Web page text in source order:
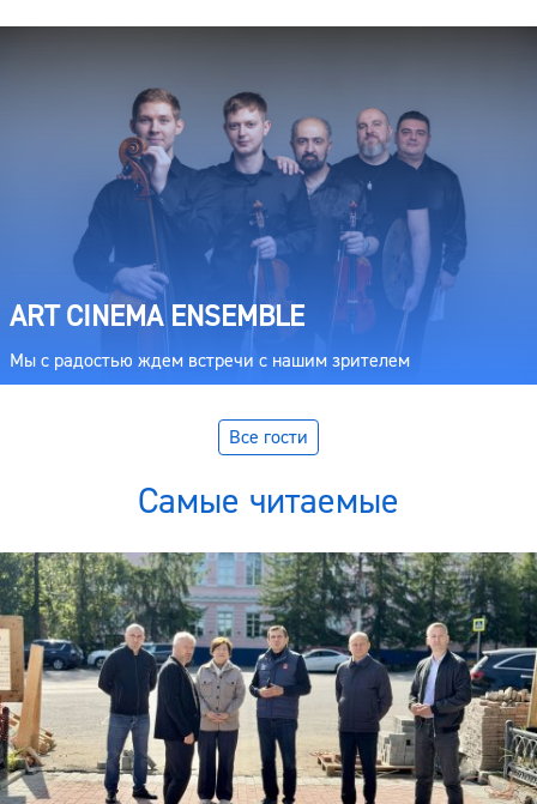
ART CINEMA ENSEMBLE
Мы с радостью ждем встречи с нашим зрителем
Все гости
Самые читаемые